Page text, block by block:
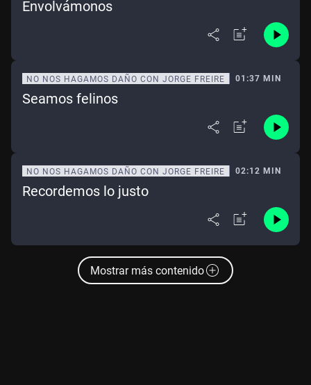
Envolvámonos
NO NOS HAGAMOS DAÑO CON JORGE FREIRE 01:37 MIN
Seamos felinos
NO NOS HAGAMOS DAÑO CON JORGE FREIRE 02:12 MIN
Recordemos lo justo
Mostrar más contenido